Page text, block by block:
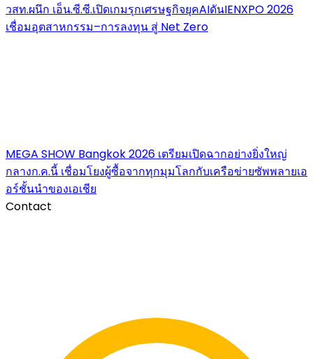
วสท.ผนึก เอ็น.ซี.ซี.เปิดเกมรุกเศรษฐกิจยุคAIดันIENXPO 2026
เชื่อมอุตสาหกรรม–การลงทุน สู่ Net Zero
MEGA SHOW Bangkok 2026 เตรียมเปิดฉากอย่างยิ่งใหญ่
กลางก.ค.นี้ เชื่อมโยงผู้ซื้อจากทุกมุมโลกกับเครือข่ายซัพพลายเอ
อร์ชั้นนำของเอเชีย
Contact